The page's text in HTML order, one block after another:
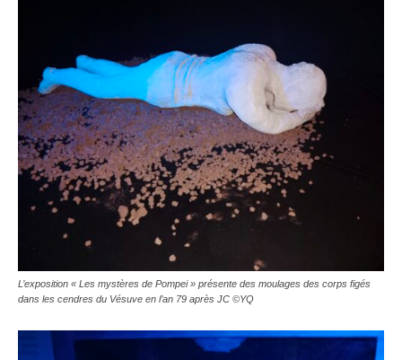
L’exposition « Les mystères de Pompei » présente des moulages des corps figés
dans les cendres du Vésuve en l’an 79 après JC ©YQ